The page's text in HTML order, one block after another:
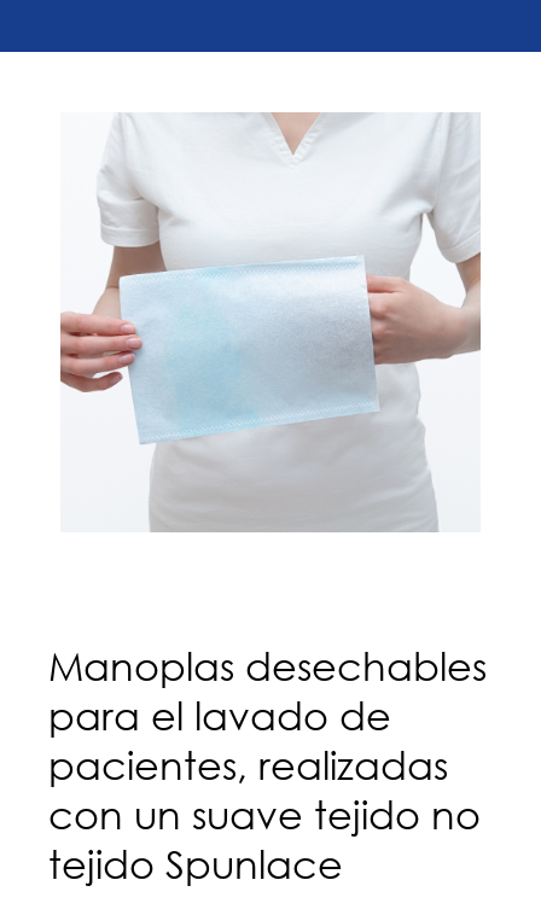
Manoplas desechables
para el lavado de
pacientes, realizadas
con un suave tejido no
tejido Spunlace